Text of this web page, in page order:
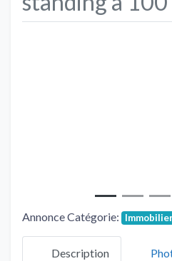
Annonce Catégorie:
Description